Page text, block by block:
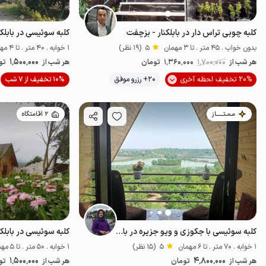
کلبه چوبی تراس دار در بابلکنار - بزچفت
بدون خواب . 45 متر . تا 3 مهمان 5 (19 نظر)
هر شب از 1٬700٬000 1٬360٬000 تومان
20% تخفیف لحظه آخری
20+ رزرو موفق خوش منظره
کلبه سوئیسی در
1 خوابه . 40 متر . تا 4 مهمان
هر شب از 1٬500٬000
10% تخفیف از 7 شب
مـمـتــــــاز
کلبه سوئیسی با جکوزی و ویو جزیره در بابلکنار
1 خوابه . 70 متر . تا 6 مهمان 5 (15 نظر)
هر شب از 4٬800٬000 تومان
2 اقامتگاه
کلبه سوئیسی در
1 خوابه . 50 متر . تا 5 مهمان
هر شب از 1٬500٬000